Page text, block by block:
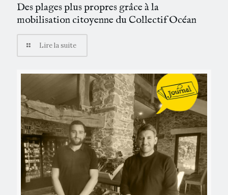
Des plages plus propres grâce à la
mobilisation citoyenne du Collectif Océan
Lire la suite